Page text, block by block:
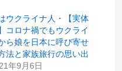
ウクライナ人・【実体
コロナ禍でもウクライ
ら娘を日本に呼び寄せ
法と家族旅行の思い出
年9月6日